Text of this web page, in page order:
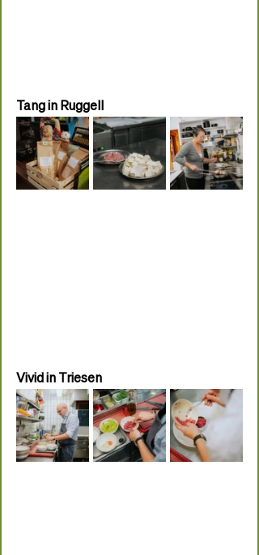
Tang in Ruggell
Vivid in Triesen